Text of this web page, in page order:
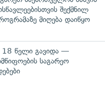
შექმნილ
მიღება დაიწყო
18 წელი გავიდა —
საგარეო